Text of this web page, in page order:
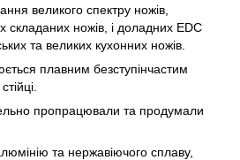
великого спектру ножів,
складаних ножів, і доладних EDC
та великих кухонних ножів.
плавним безступінчастим
пропрацювали та продумали
та нержавіючого сплаву,